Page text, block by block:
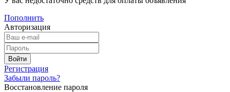
Пополнить
Авторизация
Регистрация
Забыли пароль?
Восстановление пароля